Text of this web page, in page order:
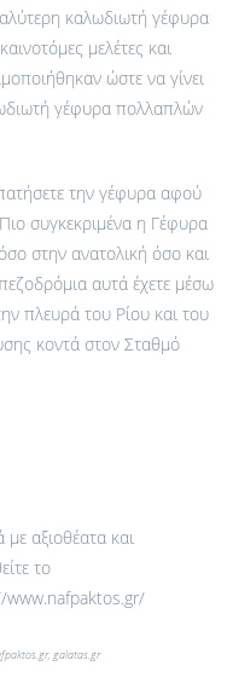
καλωδιωτή γέφυρα
μελέτες και
ώστε να γίνει
γέφυρα πολλαπλών
την γέφυρα αφού
συγκεκριμένα η Γέφυρα
στην ανατολική όσο και
αυτά έχετε μέσω
πλευρά του Ρίου και του
κοντά στον Σταθμό
με αξιοθέατα και
το
www.nafpaktos.gr/
galatas.gr